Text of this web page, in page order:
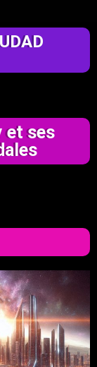
et ses